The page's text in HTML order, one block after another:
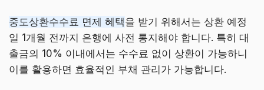
중도상환수수료 면제 혜택을 받기 위해서는 상환 예정
일 1개월 전까지 은행에 사전 통지해야 합니다. 특히 대
출금의 10% 이내에서는 수수료 없이 상환이 가능하니
이를 활용하면 효율적인 부채 관리가 가능합니다.